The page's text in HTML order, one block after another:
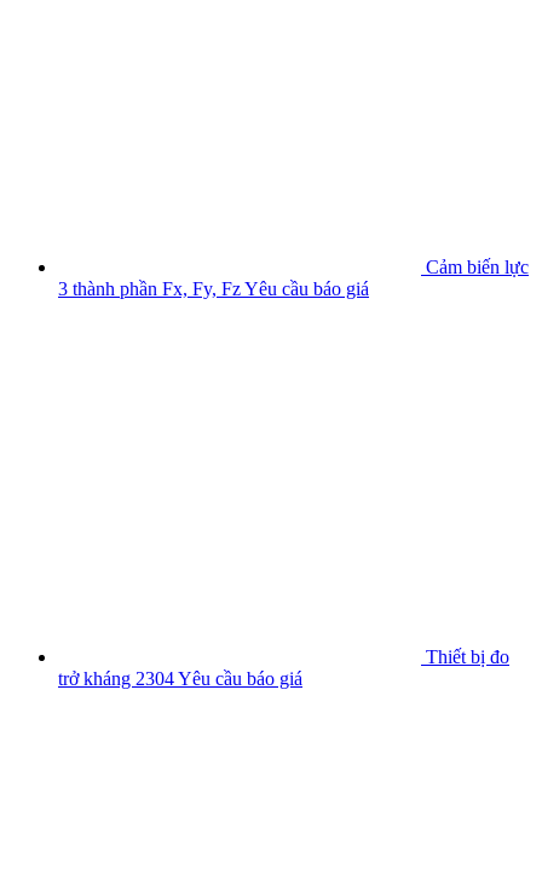
Cảm biến lực
3 thành phần Fx, Fy, FzYêu cầu báo giá
Thiết bị đo
trở kháng 2304Yêu cầu báo giá